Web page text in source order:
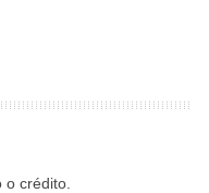
crédito.